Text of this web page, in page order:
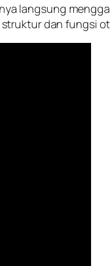
langsung
dan fungsi